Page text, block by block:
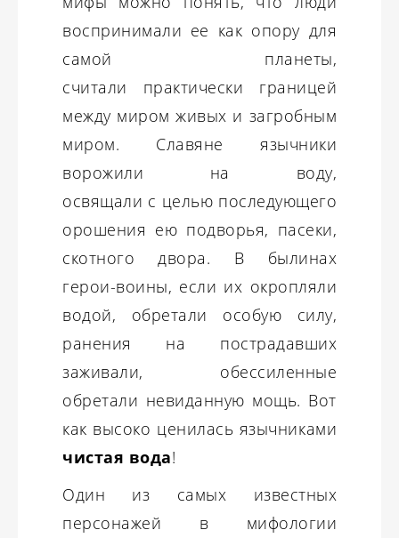
воспринимали ее как опору для
самой планеты,
считали практически границей
между миром живых и загробным
миром. Славяне язычники
ворожили на воду,
освящали с целью последующего
орошения ею подворья, пасеки,
скотного двора. В былинах
герои-воины, если их окропляли
водой, обретали особую силу,
ранения на пострадавших
заживали, обессиленные
обретали невиданную мощь. Вот
как высоко ценилась язычниками
чистая вода!
Один из самых известных
персонажей в мифологии